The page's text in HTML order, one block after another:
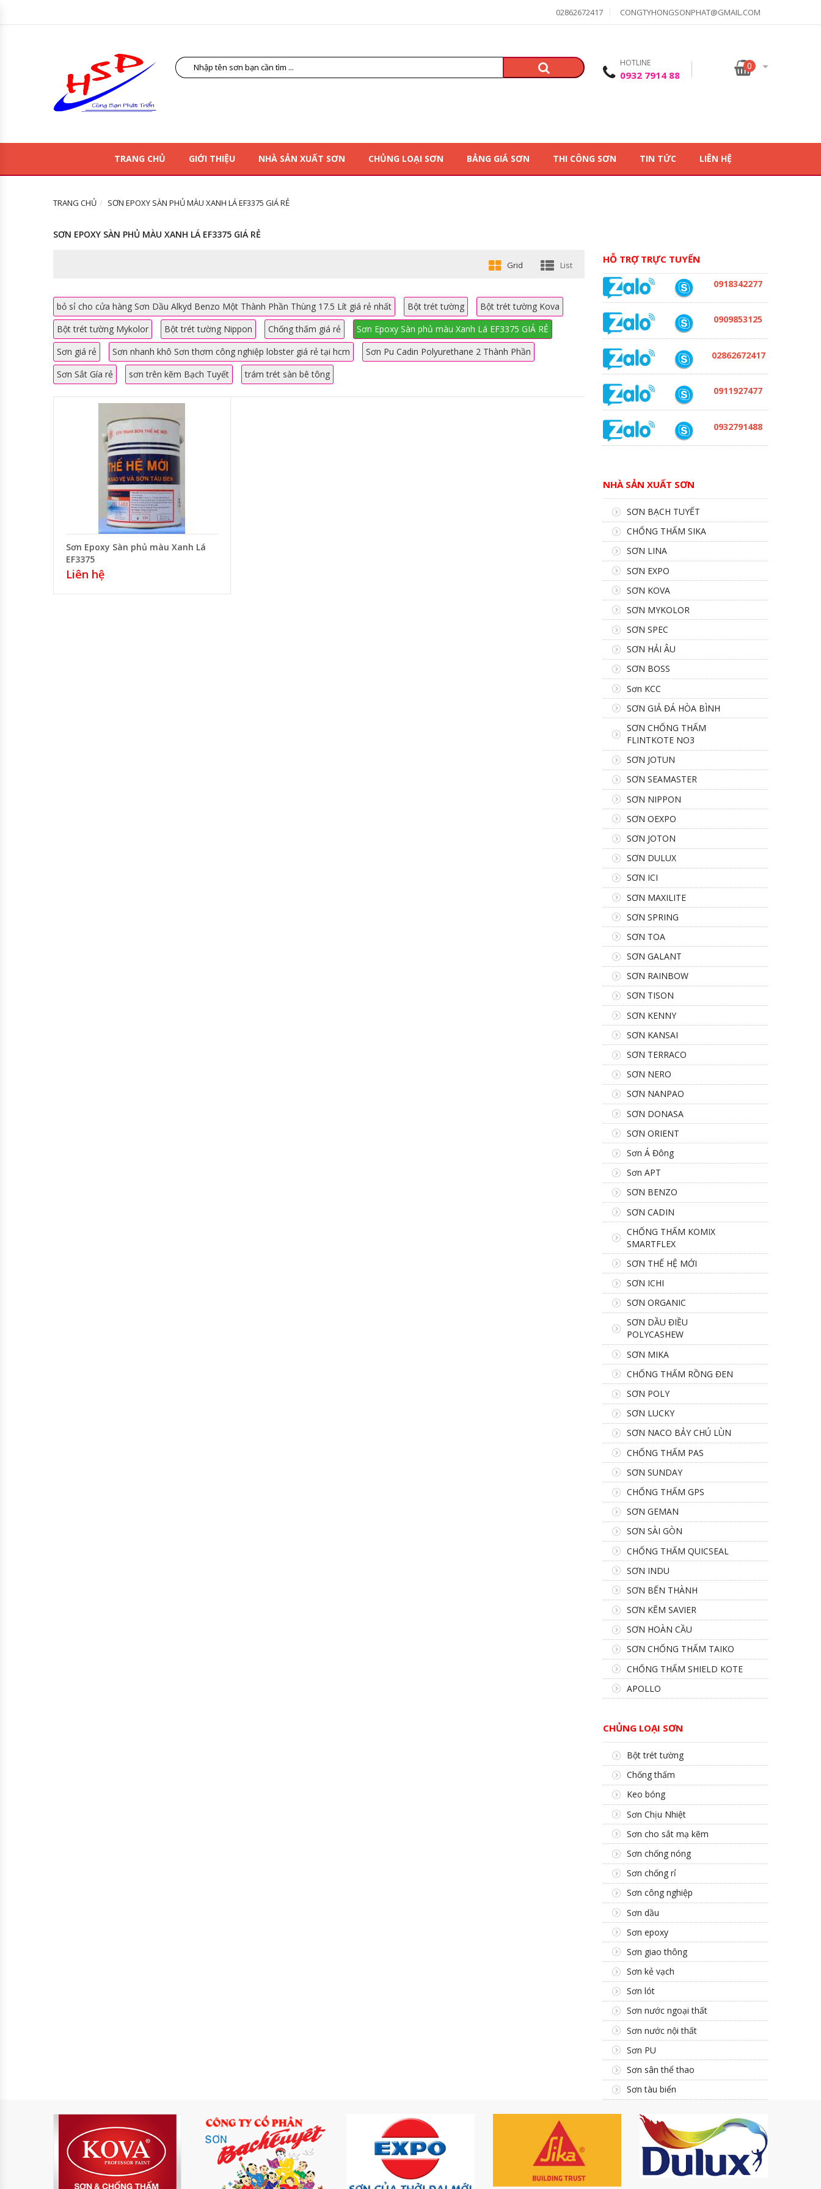
02862672417 CONGTYHONGSONPHAT@GMAIL.COM
HOTLINE
0932 7914 88
0
TRANG CHỦ GIỚI THIỆU NHÀ SẢN XUẤT SƠN CHỦNG LOẠI SƠN BẢNG GIÁ SƠN THI CÔNG SƠN TIN TỨC LIÊN HỆ
TRANG CHỦ SƠN EPOXY SÀN PHỦ MÀU XANH LÁ EF3375 GIÁ RẺ
SƠN EPOXY SÀN PHỦ MÀU XANH LÁ EF3375 GIÁ RẺ
Grid List
bỏ sỉ cho cửa hàng Sơn Dầu Alkyd Benzo Một Thành Phần Thùng 17.5 Lít giá rẻ nhất Bột trét tường
Bột trét tường Kova
Bột trét tường Mykolor
Bột trét tường Nippon Chống thấm giá rẻ
Sơn Epoxy Sàn phủ màu Xanh Lá EF3375 GIÁ RẺ
Sơn giá rẻ
Sơn nhanh khô Sơn thơm công nghiệp lobster giá rẻ tại hcm
Sơn Pu Cadin Polyurethane 2 Thành Phần
Sơn Sắt Gía rẻ
sơn trên kẽm Bạch Tuyết trám trét sàn bê tông
Sơn Epoxy Sàn phủ màu Xanh Lá
EF3375
Liên hệ
HỖ TRỢ TRỰC TUYẾN
0918342277
0909853125
02862672417
0911927477
0932791488
NHÀ SẢN XUẤT SƠN
SƠN BẠCH TUYẾT
CHỐNG THẤM SIKA
SƠN LINA
SƠN EXPO
SƠN KOVA
SƠN MYKOLOR
SƠN SPEC
SƠN HẢI ÂU
SƠN BOSS
Sơn KCC
SƠN GIẢ ĐÁ HÒA BÌNH
SƠN CHỐNG THẤM
FLINTKOTE NO3
SƠN JOTUN
SƠN SEAMASTER
SƠN NIPPON
SƠN OEXPO
SƠN JOTON
SƠN DULUX
SƠN ICI
SƠN MAXILITE
SƠN SPRING
SƠN TOA
SƠN GALANT
SƠN RAINBOW
SƠN TISON
SƠN KENNY
SƠN KANSAI
SƠN TERRACO
SƠN NERO
SƠN NANPAO
SƠN DONASA
SƠN ORIENT
Sơn Á Đông
Sơn APT
SƠN BENZO
SƠN CADIN
CHỐNG THẤM KOMIX
SMARTFLEX
SƠN THẾ HỆ MỚI
SƠN ICHI
SƠN ORGANIC
SƠN DẦU ĐIỀU
POLYCASHEW
SƠN MIKA
CHỐNG THẤM RỒNG ĐEN
SƠN POLY
SƠN LUCKY
SƠN NACO BẢY CHÚ LÙN
CHỐNG THẤM PAS
SƠN SUNDAY
CHỐNG THẤM GPS
SƠN GEMAN
SƠN SÀI GÒN
CHỐNG THẤM QUICSEAL
SƠN INDU
SƠN BẾN THÀNH
SƠN KẼM SAVIER
SƠN HOÀN CẦU
SƠN CHỐNG THẤM TAIKO
CHỐNG THẤM SHIELD KOTE
APOLLO
CHỦNG LOẠI SƠN
Bột trét tường
Chống thấm
Keo bóng
Sơn Chịu Nhiệt
Sơn cho sắt mạ kẽm
Sơn chống nóng
Sơn chống rỉ
Sơn công nghiệp
Sơn dầu
Sơn epoxy
Sơn giao thông
Sơn kẻ vạch
Sơn lót
Sơn nước ngoại thất
Sơn nước nội thất
Sơn PU
Sơn sân thể thao
Sơn tàu biển